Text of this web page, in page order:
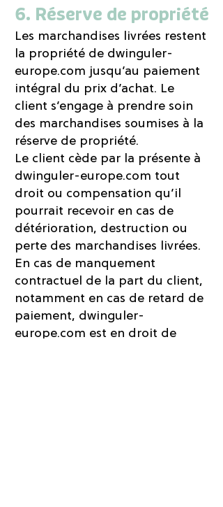
6. Réserve de propriété
Les marchandises livrées restent
la propriété de dwinguler-
europe.com jusqu’au paiement
intégral du prix d’achat. Le
client s’engage à prendre soin
des marchandises soumises à la
réserve de propriété.
Le client cède par la présente à
dwinguler-europe.com tout
droit ou compensation qu’il
pourrait recevoir en cas de
détérioration, destruction ou
perte des marchandises livrées.
En cas de manquement
contractuel de la part du client,
notamment en cas de retard de
paiement, dwinguler-
europe.com est en droit de